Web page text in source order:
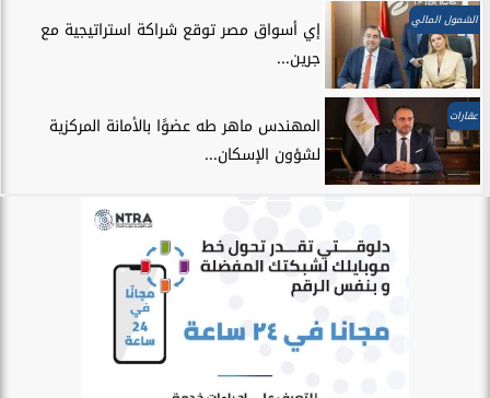
الشمول المالي
إي أسواق مصر توقع شراكة استراتيجية مع
جرين...
عقارات
المهندس ماهر طه عضوًا بالأمانة المركزية
لشؤون الإسكان...